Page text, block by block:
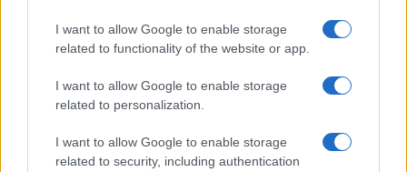
I want to allow Google to enable storage
related to functionality of the website or app.
I want to allow Google to enable storage
related to personalization.
I want to allow Google to enable storage
related to security, including authentication